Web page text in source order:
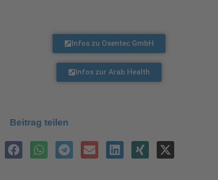
Infos zu Osentec GmbH
Infos zur Arab Health
Beitrag teilen